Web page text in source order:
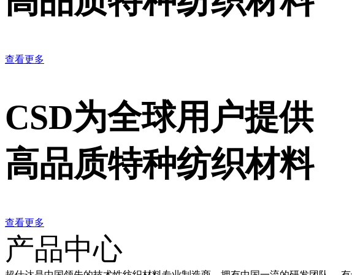
查看更多
CSD为全球用户提供
高品质特种纺织材料
查看更多
产品中心